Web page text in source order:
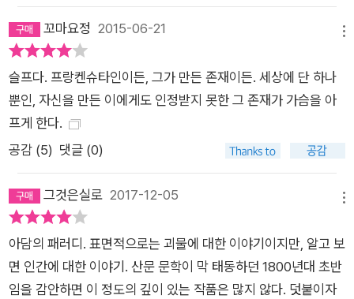
파해나가는 모습을 그려내며 ‘교육’의 중요성을 제기한다. 또한
서로를 극진히 아끼며 더없이 화목했던 프랑켄슈타인의 가족, 자
신을 닮은 존재와 함께하는 삶을 꿈꾸었던 괴물의 절규에서 ‘행복
한 가정’에 대한 작가의 열망이 드러나기도 한다. 이러한 점에서
『프랑켄슈타인』은 단순한 과학소설을 넘어 19세기 유럽 문화의
화두를 나타내는 중요한 작품으로 볼 수 있을 것이다.
꼬마요정 2015-06-21
슬프다. 프랑켄슈타인이든, 그가 만든 존재이든. 세상에 단 하나
뿐인, 자신을 만든 이에게도 인정받지 못한 그 존재가 가슴을 아
프게 한다.
공감 (5) 댓글 (0)
그것은실로 2017-12-05
아담의 패러디. 표면적으로는 괴물에 대한 이야기이지만, 알고 보
면 인간에 대한 이야기. 산문 문학이 막 태동하던 1800년대 초반
임을 감안하면 이 정도의 깊이 있는 작품은 많지 않다. 덧붙이자